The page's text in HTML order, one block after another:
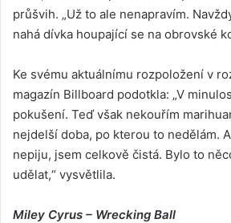
průšvih. „Už to ale nenapravím.
nahá dívka houpající se na obrovské
Ke svému aktuálnímu rozpoložení v
magazín Billboard podotkla: „V
pokušení. Teď však nekouřím
nejdelší doba, po kterou to nedělám.
nepiju, jsem celkově čistá. Bylo to
udělat,“ vysvětlila.
Miley Cyrus – Wrecking Ball